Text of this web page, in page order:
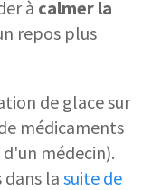
à calmer la
repos plus
de glace sur
médicaments
médecin).
dans la suite de